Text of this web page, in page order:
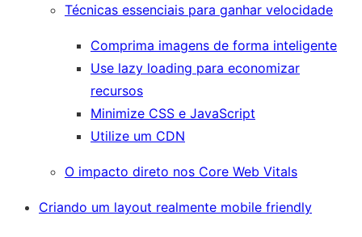
Técnicas essenciais para ganhar velocidade
Comprima imagens de forma inteligente
Use lazy loading para economizar
recursos
Minimize CSS e JavaScript
Utilize um CDN
O impacto direto nos Core Web Vitals
Criando um layout realmente mobile friendly